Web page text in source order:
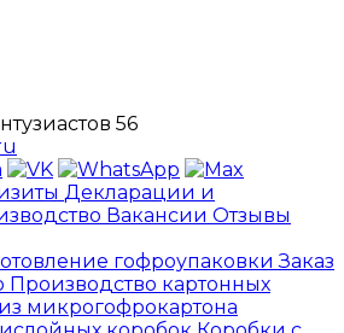
56
Декларации и
Вакансии Отзывы
гофроупаковкиЗаказ
Производство картонных
микрогофрокартона